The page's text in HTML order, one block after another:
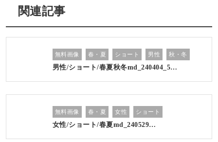
関連記事
無料画像 春・夏 ショート 男性 秋・冬
男性/ショート/春夏秋冬md_240404_5…
無料画像 春・夏 女性 ショート
女性/ショート/春夏md_240529…